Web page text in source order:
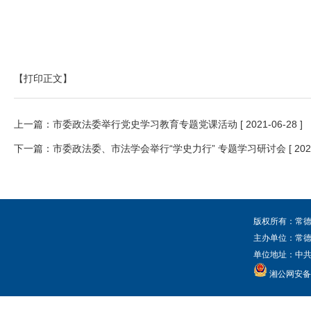
【打印正文】
上一篇： 市委政法委举行党史学习教育专题党课活动 [ 2021-06-28 ]
下一篇： 市委政法委、市法学会举行“学史力行” 专题学习研讨会 [
版权所有：常
主办单位：常
单位地址：中
湘公网安